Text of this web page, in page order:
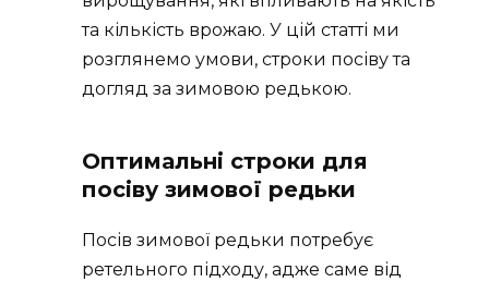
та кількість врожаю. У цій статті ми
розглянемо умови, строки посіву та
догляд за зимовою редькою.
Оптимальні строки для
посіву зимової редьки
Посів зимової редьки потребує
ретельного підходу, адже саме від